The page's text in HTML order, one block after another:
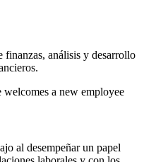
finanzas, análisis y desarrollo
al desempeñar un papel